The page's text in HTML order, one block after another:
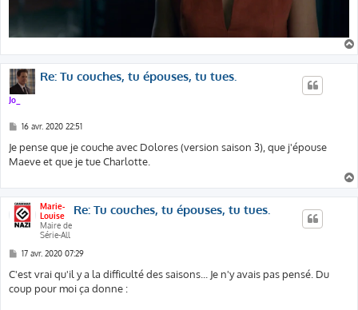
Jo_
Re: Tu couches, tu épouses, tu tues.
M
s
s
a
16 avr. 2020 22:51
Je pense que je couche avec Dolores (version saison 3), que j'épouse
Maeve et que je tue Charlotte.
Marie-
Louise
Maire de
Série-All
Re: Tu couches, tu épouses, tu tues.
M
s
s
a
17 avr. 2020 07:29
C'est vrai qu'il y a la difficulté des saisons... Je n'y avais pas pensé. Du
coup pour moi ça donne :